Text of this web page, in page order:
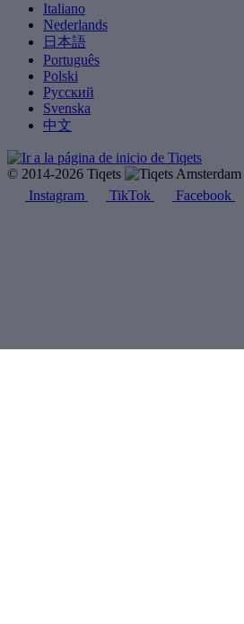
Italiano
Nederlands
日本語
Português
Polski
Русский
Svenska
中文
© 2014-2026 Tiqets
Instagram
TikTok Facebook